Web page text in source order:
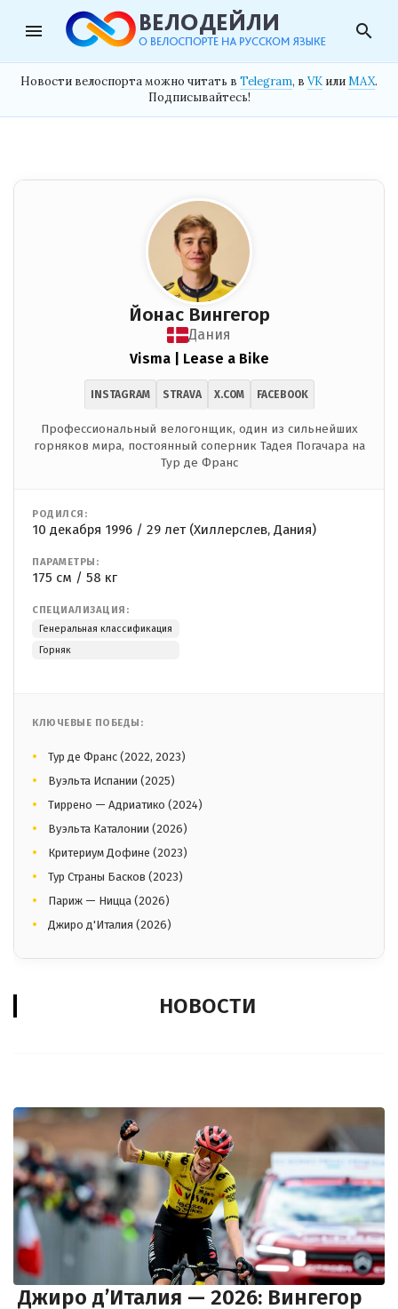
menu search
Новости велоспорта можно читать в Telegram, в VK илиMAX.
Подписывайтесь!
Йонас Вингегор
Дания
Visma | Lease a Bike
INSTAGRAM STRAVA X.COM FACEBOOK
Профессиональный велогонщик, один из сильнейших
горняков мира, постоянный соперник Тадея Погачара на
Тур де Франс
РОДИЛСЯ:
10 декабря 1996 / 29 лет (Хиллерслев, Дания)
ПАРАМЕТРЫ:
175 см / 58 кг
СПЕЦИАЛИЗАЦИЯ:
Генеральная классификация
Горняк
КЛЮЧЕВЫЕ ПОБЕДЫ:
Тур де Франс (2022, 2023)
Вуэльта Испании (2025)
Тиррено — Адриатико (2024)
Вуэльта Каталонии (2026)
Критериум Дофине (2023)
Тур Страны Басков (2023)
Париж — Ницца (2026)
Джиро д'Италия (2026)
НОВОСТИ
Джиро д’Италия — 2026: Вингегор